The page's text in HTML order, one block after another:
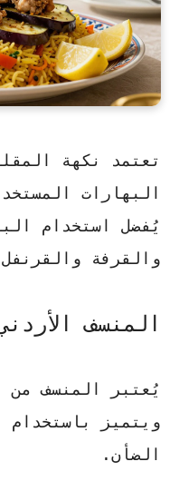
تعتمد نكهة
البهارات
يُفضل استخدام
والقرفة
المنسف
يُعتبر المنسف من
ويتميز باستخدام
الضأن.